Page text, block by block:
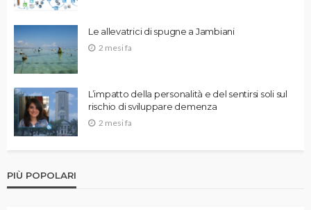
Le allevatrici di spugne a Jambiani
2 mesi fa
L’impatto della personalità e del sentirsi soli sul
rischio di sviluppare demenza
2 mesi fa
PIÙ POPOLARI